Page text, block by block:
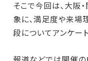
そこで今回は、大阪
象に、満足度や来場
段についてアンケー